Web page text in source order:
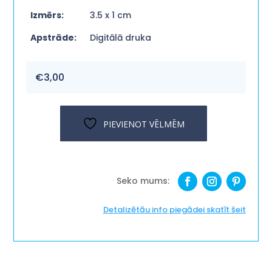
Izmērs:
3.5 x 1 cm
Apstrāde:
Digitālā druka
€3,00
PIEVIENOT VĒLMĒM
Detalizētāu info piegādei skatīt šeit